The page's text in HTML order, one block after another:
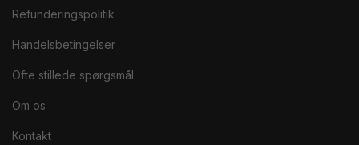
Refunderingspolitik
Handelsbetingelser
Ofte stillede spørgsmål
Om os
Kontakt